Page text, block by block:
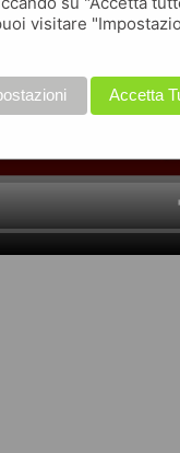
visitare
Accetta